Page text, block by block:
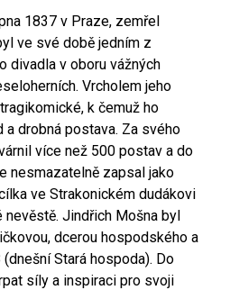
1837 v Praze, zemřel
ve své době jedním z
divadla v oboru vážných
Vrcholem jeho
k čemuž ho
drobná postava. Za svého
více než 500 postav a do
nesmazatelně zapsal jako
ve Strakonickém dudákovi
Jindřich Mošna byl
dcerou hospodského a
Stará hospoda). Do
síly a inspiraci pro svoji